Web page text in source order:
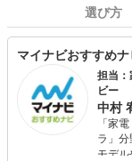
選び方
マイナビおすすめ
担当：
ビー
中村
「家
ラ」
モデ